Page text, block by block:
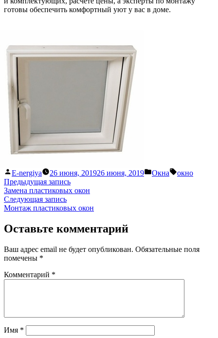
готовы обеспечить комфортный уют у вас в доме.
Написано
автором
E-nergiya 26 июня, 201926 июня, 2019
Написано
Окна Метки:
окно
Навигация
по
записям
Предыдущая записьПредыдущая
запись:
Замена пластиковых окон
Следующая записьСледующая
запись:
Монтаж пластиковых окон
Оставьте комментарий
Ваш адрес email не будет опубликован. Обязательные поля
помечены *
Комментарий *
Имя *